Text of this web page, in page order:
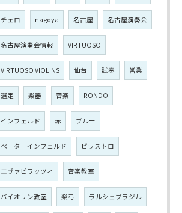
チェロ nagoya 名古屋 名古屋演奏会
名古屋演奏会情報 VIRTUOSO
VIRTUOSO VIOLINS 仙台 試奏 営業
選定 楽器 音楽 RONDO
インフェルド 赤 ブルー
ペーターインフェルド ピラストロ
エヴァピラッツィ 音楽教室
バイオリン教室 楽弓 ラルシェブラジル